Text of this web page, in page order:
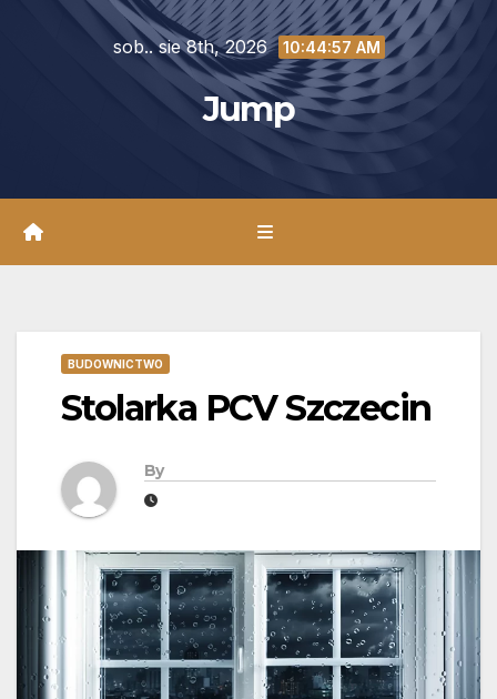
sob.. sie 8th, 2026 10:44:58 AM
Jump
BUDOWNICTWO
Stolarka PCV Szczecin
By